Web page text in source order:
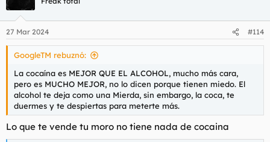
27 Mar 2024 #114
GoogleTM rebuznó:
La cocaína es MEJOR QUE EL ALCOHOL, mucho más cara,
pero es MUCHO MEJOR, no lo dicen porque tienen miedo. El
alcohol te deja como una Mierda, sin embargo, la coca, te
duermes y te despiertas para meterte más.
Lo que te vende tu moro no tiene nada de cocaina